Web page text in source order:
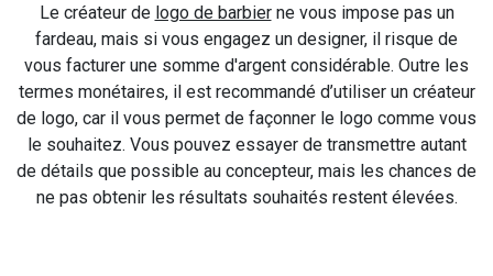
Le créateur de logo de barbierne vous impose pas un
fardeau, mais si vous engagez un designer, il risque de
vous facturer une somme d'argent considérable. Outre les
termes monétaires, il est recommandé d’utiliser un créateur
de logo, car il vous permet de façonner le logo comme vous
le souhaitez. Vous pouvez essayer de transmettre autant
de détails que possible au concepteur, mais les chances de
ne pas obtenir les résultats souhaités restent élevées.